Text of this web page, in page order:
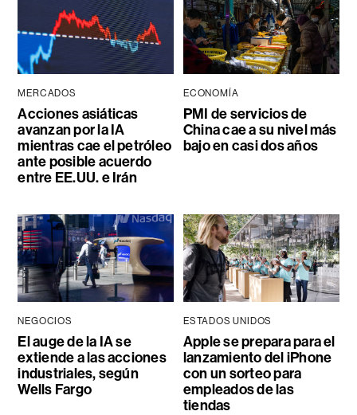
MERCADOS
Acciones asiáticas
avanzan por la IA
mientras cae el petróleo
ante posible acuerdo
entre EE.UU. e Irán
ECONOMÍA
PMI de servicios de
China cae a su nivel más
bajo en casi dos años
NEGOCIOS
El auge de la IA se
extiende a las acciones
industriales, según
Wells Fargo
ESTADOS UNIDOS
Apple se prepara para el
lanzamiento del iPhone
con un sorteo para
empleados de las
tiendas